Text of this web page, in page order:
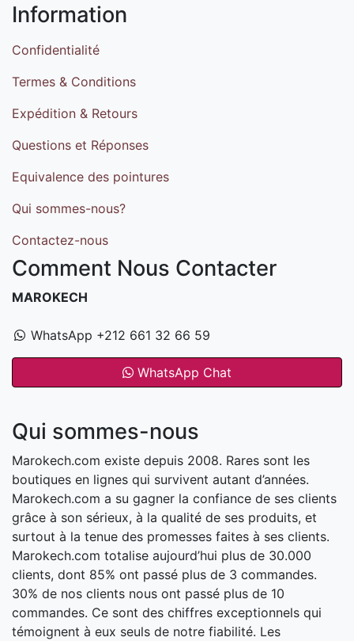
Information
Confidentialité
Termes & Conditions
Expédition & Retours
Questions et Réponses
Equivalence des pointures
Qui sommes-nous?
Contactez-nous
Comment Nous Contacter
MAROKECH
WhatsApp +212 661 32 66 59
WhatsApp Chat
Qui sommes-nous
Marokech.com existe depuis 2008. Rares sont les
boutiques en lignes qui survivent autant d’années.
Marokech.com a su gagner la confiance de ses clients
grâce à son sérieux, à la qualité de ses produits, et
surtout à la tenue des promesses faites à ses clients.
Marokech.com totalise aujourd’hui plus de 30.000
clients, dont 85% ont passé plus de 3 commandes.
30% de nos clients nous ont passé plus de 10
commandes. Ce sont des chiffres exceptionnels qui
témoignent à eux seuls de notre fiabilité. Les